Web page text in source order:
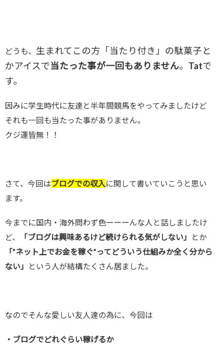
どうも、 生まれてこの方「当たり付き」の駄菓子と
かアイスで当たった事が一回もありません。Tatで
す。
因みに学生時代に友達と半年間競馬をやってみましたけど
それも一回も当たった事がありません。
クジ運皆無！！
さて、今回はブログでの収入 に関して書いていこうと思い
ます。
今までに国内・海外問わず色ーーーんな人と話しましたけ
ど、
「ブログは興味あるけど続けられる気がしない」
とか
「”ネット上でお金を稼ぐ”ってどういう仕組みか全く分から
ない」
という人が結構たくさん居ました。
なのでそんな愛しい友人達の為に、今回は
・ブログでどれぐらい稼げるか